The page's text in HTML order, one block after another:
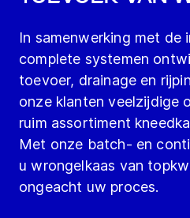
In samenwerking met de
complete systemen
toevoer, drainage en
onze klanten veelzijdige
ruim assortiment
Met onze batch- en
u wrongelkaas van
ongeacht uw proces.